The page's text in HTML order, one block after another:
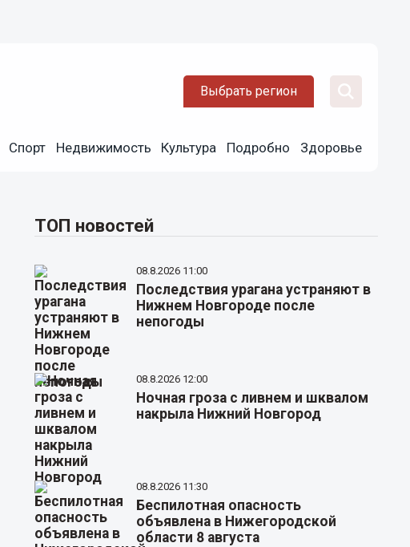
Выбрать регион
Спорт Недвижимость Культура Подробно Здоровье
ТОП новостей
08.8.2026 11:00
Последствия урагана устраняют в
Нижнем Новгороде после
непогоды
08.8.2026 12:00
Ночная гроза с ливнем и шквалом
накрыла Нижний Новгород
08.8.2026 11:30
Беспилотная опасность
объявлена в Нижегородской
области 8 августа